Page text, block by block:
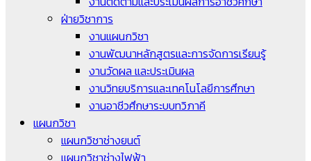
ฝ่ายวิชาการ
งานแผนกวิชา
งานพัฒนาหลักสูตรและการจัดการเรียนรู้
งานวัดผล และประเมินผล
งานวิทยบริการและเทคโนโลยีการศึกษา
งานอาชีวศึกษาระบบทวิภาคี
แผนกวิชา
แผนกวิชาช่างยนต์
แผนกวิชาช่างไฟฟ้า